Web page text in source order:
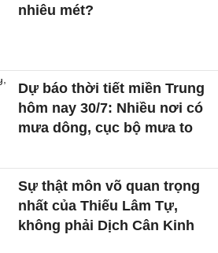
nhiêu mét?
Dự báo thời tiết miền Trung
hôm nay 30/7: Nhiều nơi có
mưa dông, cục bộ mưa to
Sự thật môn võ quan trọng
nhất của Thiếu Lâm Tự,
không phải Dịch Cân Kinh